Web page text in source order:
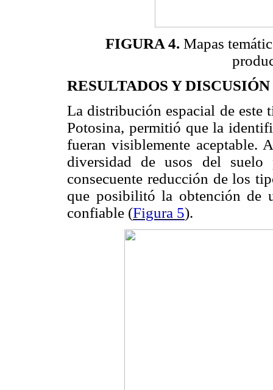
FIGURA 4. Mapas
RESULTADOS Y DISCUSIÓN
La distribución espacial de este
Potosina, permitió que la
fueran visiblemente aceptable.
diversidad de usos del
consecuente reducción de los
que posibilitó la obtención de
confiable (Figura 5).